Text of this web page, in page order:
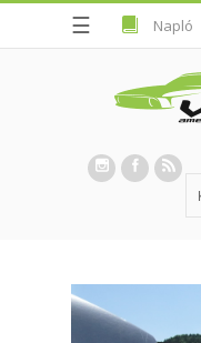
☰ Napló